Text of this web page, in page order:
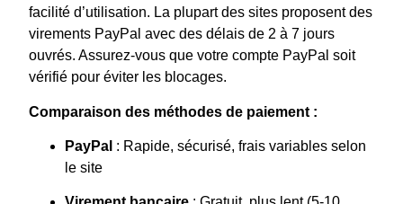
facilité d’utilisation. La plupart des sites proposent des
virements PayPal avec des délais de 2 à 7 jours
ouvrés. Assurez-vous que votre compte PayPal soit
vérifié pour éviter les blocages.
Comparaison des méthodes de paiement :
PayPal : Rapide, sécurisé, frais variables selon
le site